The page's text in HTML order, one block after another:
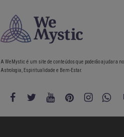
A WeMystic é um site de conteúdos que poderão ajudar a
Astrologia, Espiritualidade e Bem-Estar.